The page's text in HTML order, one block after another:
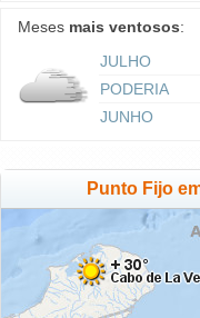
Meses mais ventosos:
JULHO
PODERIA
JUNHO
Punto Fijo